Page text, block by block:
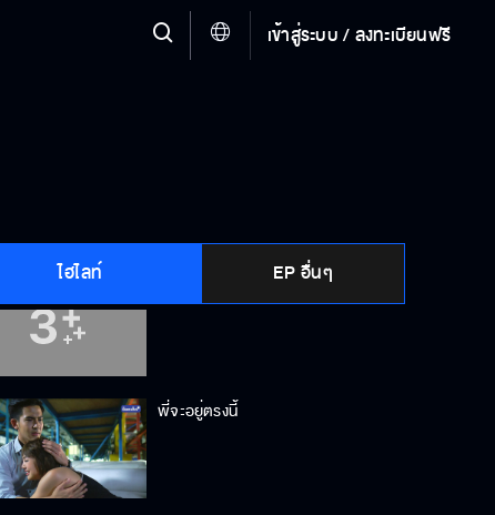
เข้าสู่ระบบ / ลงทะเบียนฟรี
ไฮไลท์ EP อื่นๆ
อยากชนะใจไม่ได้อยากชนะปาหิน
พี่จะอยู่ตรงนี้